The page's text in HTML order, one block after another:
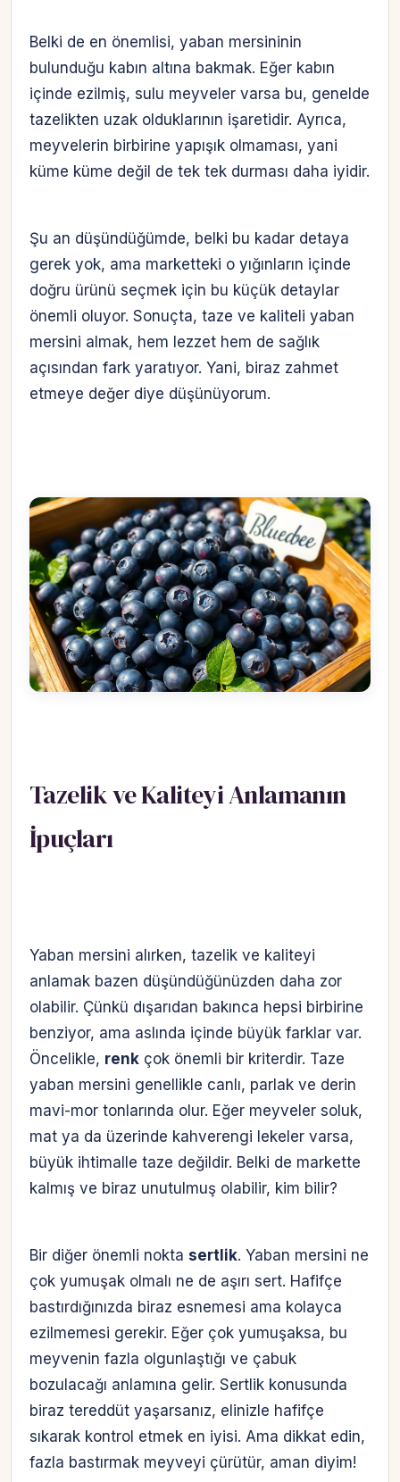
Belki de en önemlisi, yaban mersininin
bulunduğu kabın altına bakmak. Eğer kabın
içinde ezilmiş, sulu meyveler varsa bu, genelde
tazelikten uzak olduklarının işaretidir. Ayrıca,
meyvelerin birbirine yapışık olmaması, yani
küme küme değil de tek tek durması daha iyidir.
Şu an düşündüğümde, belki bu kadar detaya
gerek yok, ama marketteki o yığınların içinde
doğru ürünü seçmek için bu küçük detaylar
önemli oluyor. Sonuçta, taze ve kaliteli yaban
mersini almak, hem lezzet hem de sağlık
açısından fark yaratıyor. Yani, biraz zahmet
etmeye değer diye düşünüyorum.
Tazelik ve Kaliteyi Anlamanın
İpuçları
Yaban mersini alırken, tazelik ve kaliteyi
anlamak bazen düşündüğünüzden daha zor
olabilir. Çünkü dışarıdan bakınca hepsi birbirine
benziyor, ama aslında içinde büyük farklar var.
Öncelikle, renk çok önemli bir kriterdir. Taze
yaban mersini genellikle canlı, parlak ve derin
mavi-mor tonlarında olur. Eğer meyveler soluk,
mat ya da üzerinde kahverengi lekeler varsa,
büyük ihtimalle taze değildir. Belki de markette
kalmış ve biraz unutulmuş olabilir, kim bilir?
Bir diğer önemli nokta sertlik. Yaban mersini ne
çok yumuşak olmalı ne de aşırı sert. Hafifçe
bastırdığınızda biraz esnemesi ama kolayca
ezilmemesi gerekir. Eğer çok yumuşaksa, bu
meyvenin fazla olgunlaştığı ve çabuk
bozulacağı anlamına gelir. Sertlik konusunda
biraz tereddüt yaşarsanız, elinizle hafifçe
sıkarak kontrol etmek en iyisi. Ama dikkat edin,
fazla bastırmak meyveyi çürütür, aman diyim!